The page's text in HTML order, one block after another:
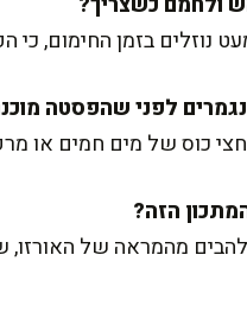
נוזלים בזמן החימום,
כוס של מים חמים או
מהמראה של